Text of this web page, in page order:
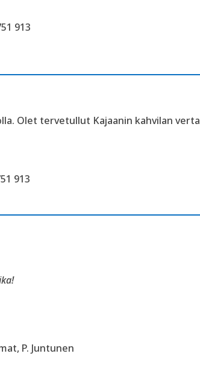
913
Olet tervetullut Kajaanin kahvilan
913
P. Juntunen